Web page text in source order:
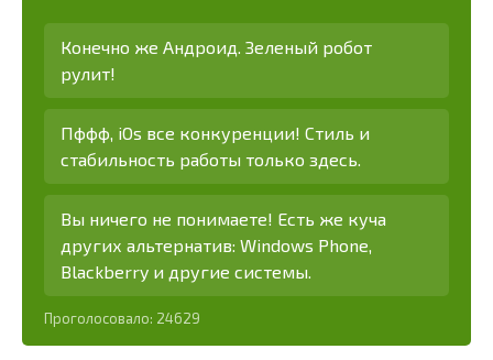
Конечно же Андроид. Зеленый робот
рулит!
Пффф, iOs все конкуренции! Стиль и
стабильность работы только здесь.
Вы ничего не понимаете! Есть же куча
других альтернатив: Windows Phone,
Blackberry и другие системы.
Проголосовало: 24629